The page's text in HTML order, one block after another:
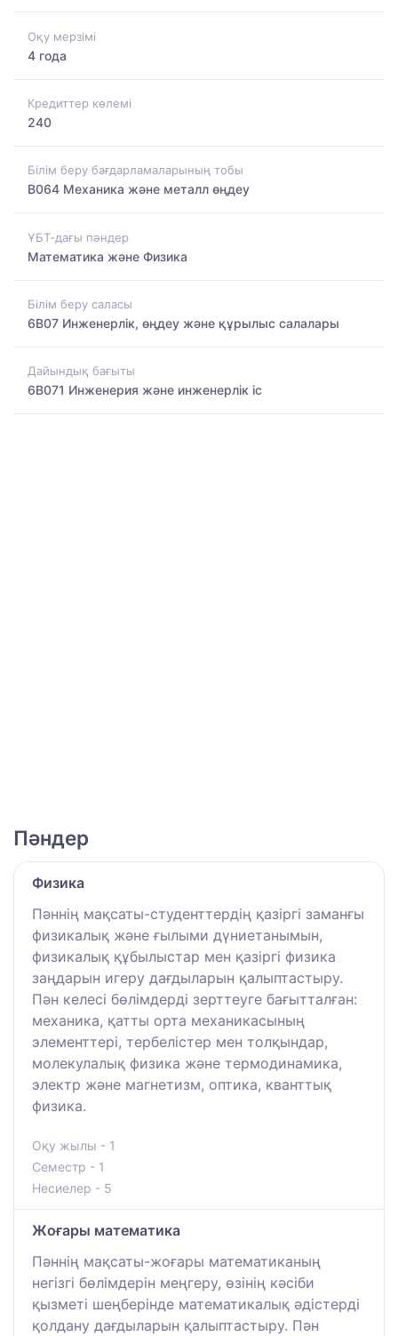
Оқу мерзімі
4 года
Кредиттер көлемі
240
Білім беру бағдарламаларының тобы
B064 Механика және металл өңдеу
ҰБТ-дағы пәндер
Математика және Физика
Білім беру саласы
6B07 Инженерлік, өңдеу және құрылыс салалары
Дайындық бағыты
6B071 Инженерия және инженерлік іс
Пәндер
Физика
Пәннің мақсаты-студенттердің қазіргі заманғы
физикалық және ғылыми дүниетанымын,
физикалық құбылыстар мен қазіргі физика
заңдарын игеру дағдыларын қалыптастыру.
Пән келесі бөлімдерді зерттеуге бағытталған:
механика, қатты орта механикасының
элементтері, тербелістер мен толқындар,
молекулалық физика және термодинамика,
электр және магнетизм, оптика, кванттық
физика.
Оқу жылы - 1
Семестр - 1
Несиелер - 5
Жоғары математика
Пәннің мақсаты-жоғары математиканың
негізгі бөлімдерін меңгеру, өзінің кәсіби
қызметі шеңберінде математикалық әдістерді
қолдану дағдыларын қалыптастыру. Пән